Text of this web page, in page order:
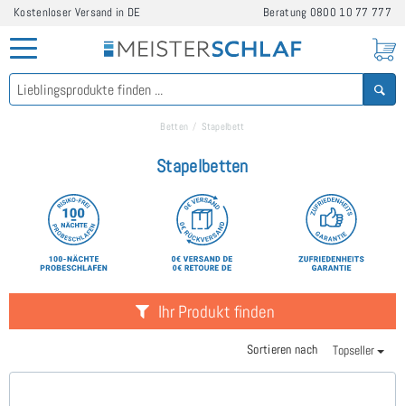
Kostenloser Versand in DE Beratung 0800 10 77 777
Betten Stapelbett
Stapelbetten
Ihr Produkt finden
Sortieren nach Topseller